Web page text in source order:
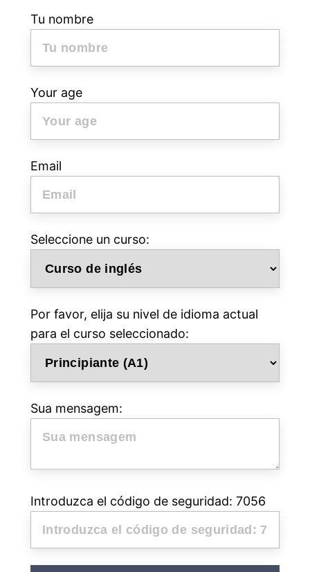
Tu nombre
Your age
Email
Seleccione un curso:
Por favor, elija su nivel de idioma actual
para el curso seleccionado:
Sua mensagem:
Introduzca el código de seguridad: 7056